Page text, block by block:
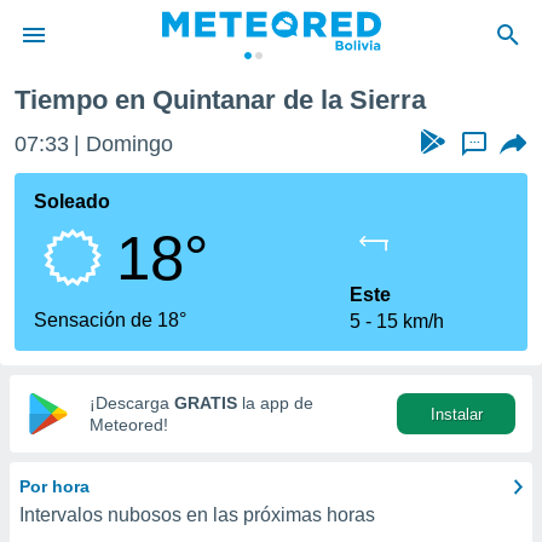
de
ha
calidad.
a este
las
y
digital
basada
Tiempo en Quintanar de la Sierra
07:33 Domingo ...
Soleado
18°
Sensación de 18°
Este
5
15 km/h
¡Descarga GRATIS la app de
Meteored!
Instalar
Por hora
Intervalos nubosos en las próximas horas